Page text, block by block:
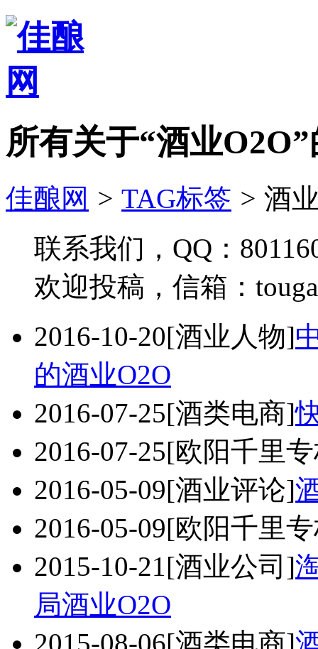
所有关于“酒业
佳酿网 > TAG标签 > 酒
联系我们，QQ：
欢迎投稿，信箱：
2016-10-20[酒业人物]
的酒业O2O
2016-07-25[酒类电商]
2016-07-25[欧阳千里
2016-05-09[酒业评论]
2016-05-09[欧阳千里
2015-10-21[酒业公司]
局酒业O2O